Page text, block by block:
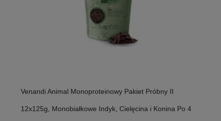
Venandi Animal Monoproteinowy Pakiet Próbny II
12x125g, Monobiałkowe Indyk, Cielęcina i Konina Po 4